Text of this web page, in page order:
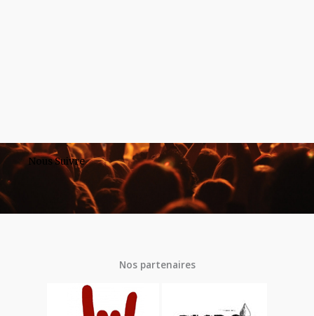
Nous Suivre
Nos partenaires